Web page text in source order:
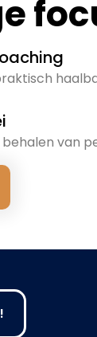
behalen van